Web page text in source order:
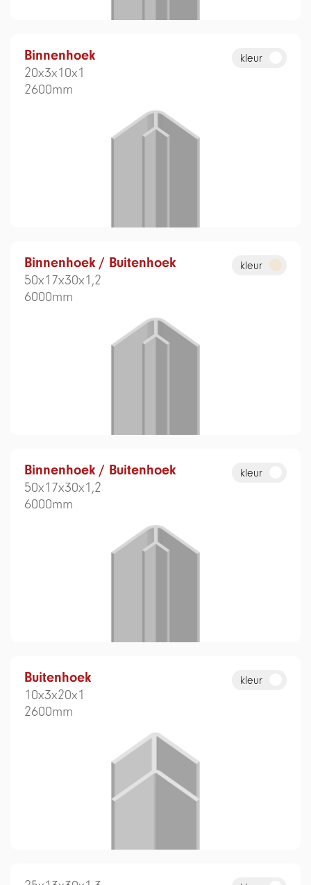
kleur
Binnenhoek
20x3x10x1
2600mm
kleur
Binnenhoek / Buitenhoek
50x17x30x1,2
6000mm
kleur
Binnenhoek / Buitenhoek
50x17x30x1,2
6000mm
kleur
Buitenhoek
10x3x20x1
2600mm